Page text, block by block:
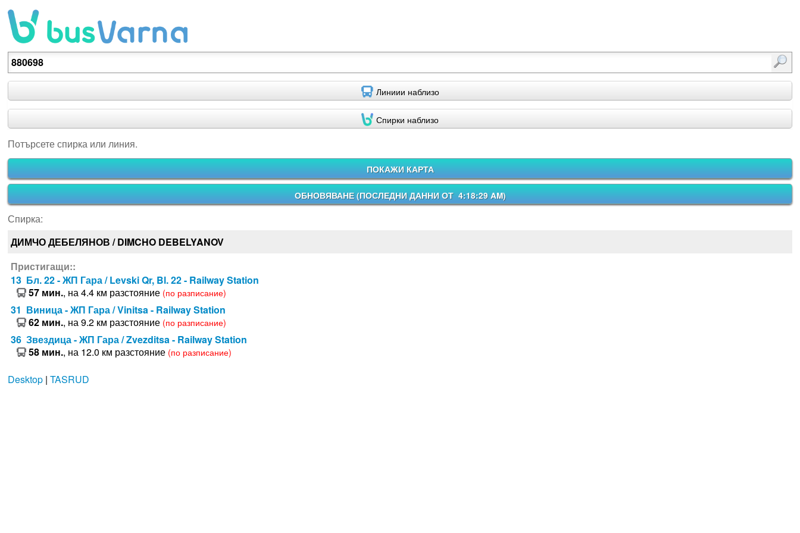
Потърсете спирка или линия.
Линиии наблизо
Спирки наблизо
Потърсете спирка или линия.
ПОКАЖИ КАРТА
ОБНОВЯВАНЕ (ПОСЛЕДНИ ДАННИ ОТ 4:18:29 AM)
Спирка:
ДИМЧО ДЕБЕЛЯНОВ / DIMCHO DEBELYANOV
Пристигащи::
13 Бл. 22 - ЖП Гара / Levski Qr, Bl. 22 - Railway Station
57 мин., на 4.4 км разстояние (по разписание)
31 Виница - ЖП Гара / Vinitsa - Railway Station
62 мин., на 9.2 км разстояние (по разписание)
36 Звездица - ЖП Гара / Zvezditsa - Railway Station
58 мин., на 12.0 км разстояние (по разписание)
Desktop| TASRUD